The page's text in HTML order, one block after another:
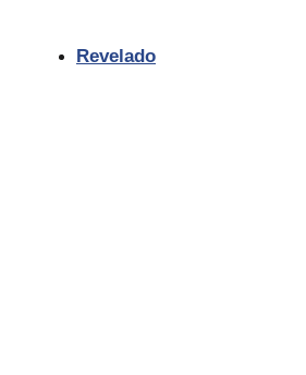
Revelado